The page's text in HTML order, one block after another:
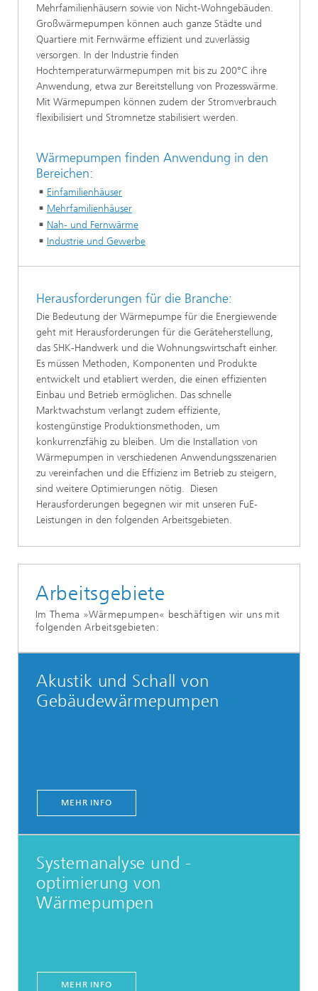
Mehrfamilienhäusern sowie von Nicht-Wohngebäuden.
Großwärmepumpen können auch ganze Städte und
Quartiere mit Fernwärme effizient und zuverlässig
versorgen. In der Industrie finden
Hochtemperaturwärmepumpen mit bis zu 200°C ihre
Anwendung, etwa zur Bereitstellung von Prozesswärme.
Mit Wärmepumpen können zudem der Stromverbrauch
flexibilisiert und Stromnetze stabilisiert werden.
Wärmepumpen finden Anwendung in den
Bereichen:
Einfamilienhäuser
Mehrfamilienhäuser
Nah- und Fernwärme
Industrie und Gewerbe
Herausforderungen für die Branche:
Die Bedeutung der Wärmepumpe für die Energiewende
geht mit Herausforderungen für die Geräteherstellung,
das SHK-Handwerk und die Wohnungswirtschaft einher.
Es müssen Methoden, Komponenten und Produkte
entwickelt und etabliert werden, die einen effizienten
Einbau und Betrieb ermöglichen. Das schnelle
Marktwachstum verlangt zudem effiziente,
kostengünstige Produktionsmethoden, um
konkurrenzfähig zu bleiben. Um die Installation von
Wärmepumpen in verschiedenen Anwendungsszenarien
zu vereinfachen und die Effizienz im Betrieb zu steigern,
sind weitere Optimierungen nötig. Diesen
Herausforderungen begegnen wir mit unseren FuE-
Leistungen in den folgenden Arbeitsgebieten.
Arbeitsgebiete
Im Thema »Wärmepumpen« beschäftigen wir uns mit
folgenden Arbeitsgebieten:
Akustik und Schall von
Gebäudewärmepumpen
MEHR INFO
Systemanalyse und -
optimierung von
Wärmepumpen
MEHR INFO